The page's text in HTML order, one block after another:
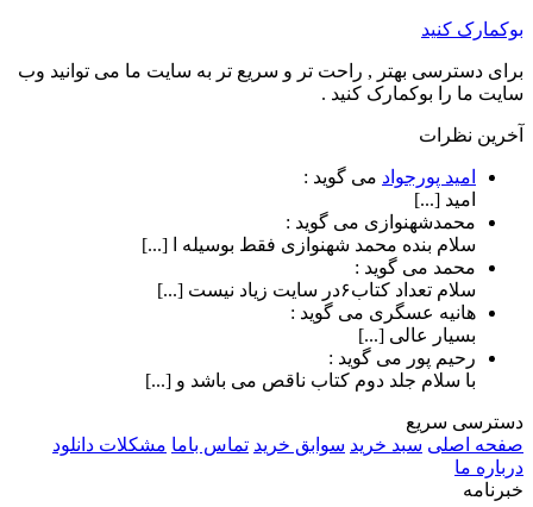
بوکمارک کنید
برای دسترسی بهتر , راحت تر و سریع تر به سایت ما می توانید وب
سایت ما را بوکمارک کنید .
آخرین نظرات
امید پورجواد می گوید :
امید [...]
محمدشهنوازی می گوید :
سلام بنده محمد شهنوازی فقط بوسیله ا [...]
محمد می گوید :
سلام تعداد کتاب۶در سایت زیاد نیست [...]
هانیه عسگری می گوید :
بسیار عالی [...]
رحیم پور می گوید :
با سلام جلد دوم کتاب ناقص می باشد و [...]
دسترسی سریع
صفحه اصلی سبد خرید سوابق خرید تماس باما مشکلات دانلود
درباره ما
خبرنامه